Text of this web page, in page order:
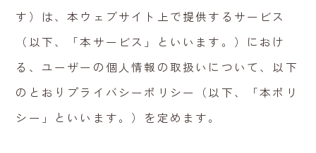
す）は、本ウェブサイト上で提供するサービス
（以下、「本サービス」といいます。）におけ
る、ユーザーの個人情報の取扱いについて、以下
のとおりプライバシーポリシー（以下、「本ポリ
シー」といいます。）を定めます。